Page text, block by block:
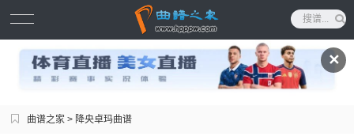
✕
曲谱之家 > 降央卓玛曲谱